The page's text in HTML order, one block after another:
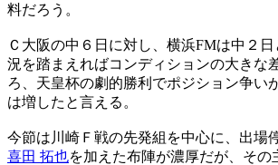
料だろう。
Ｃ大阪の中６日に対し、横浜FMは中２
況を踏まえればコンディションの大きな
ろ、天皇杯の劇的勝利でポジション争い
は増したと言える。
今節は川崎Ｆ戦の先発組を中心に、出場
喜田 拓也を加えた布陣が濃厚だが、その